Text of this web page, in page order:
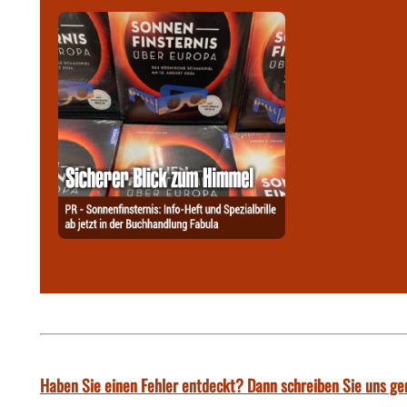
Haben Sie einen Fehler entdeckt? Dann schreiben Sie uns